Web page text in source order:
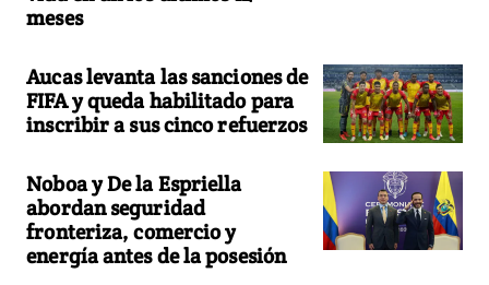
meses
Aucas levanta las sanciones de
FIFA y queda habilitado para
inscribir a sus cinco refuerzos
Noboa y De la Espriella
abordan seguridad
fronteriza, comercio y
energía antes de la posesión